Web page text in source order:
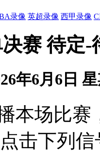
录像 英超录像 西甲录像
赛 待定-
年6月6日
本场比
击下列信